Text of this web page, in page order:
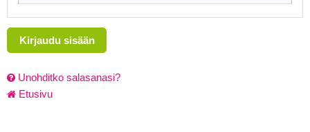
Kirjaudu sisään
Unohditko salasanasi?
Etusivu